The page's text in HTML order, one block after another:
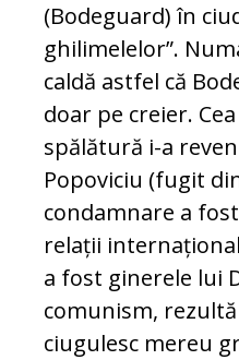
(Bodeguard) în
ghilimelelor”.
caldă astfel că
doar pe creier.
spălătură i-a
Popoviciu (fugit
condamnare a
relații
a fost ginerele lui
comunism,
ciugulesc mereu